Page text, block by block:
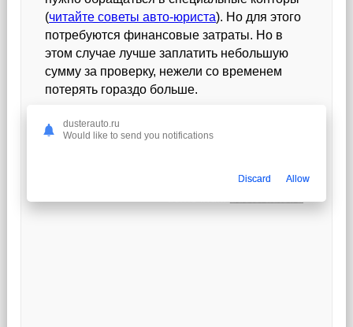
(читайте советы авто-юриста). Но для этого
потребуются финансовые затраты. Но в
этом случае лучше заплатить небольшую
сумму за проверку, нежели со временем
потерять гораздо больше.
Эти несколько советов, которые помогут
вам не попасться на уловки мошенников, и
dusterauto.ru
Would like to send you notifications
Discard Allow